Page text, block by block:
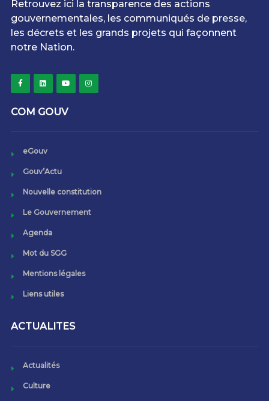
Retrouvez ici la transparence des actions
gouvernementales, les communiqués de presse,
les décrets et les grands projets qui façonnent
notre Nation.
COM GOUV
eGouv
Gouv’Actu
Nouvelle constitution
Le Gouvernement
Agenda
Mot du SGG
Mentions légales
Liens utiles
ACTUALITES
Actualités
Culture